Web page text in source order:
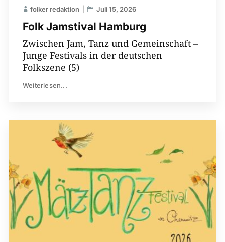
Folk Jamstival Hamburg
folker redaktion Juli 15, 2026
Zwischen Jam, Tanz und Gemeinschaft –
Junge Festivals in der deutschen
Folkszene (5)
Weiterlesen...